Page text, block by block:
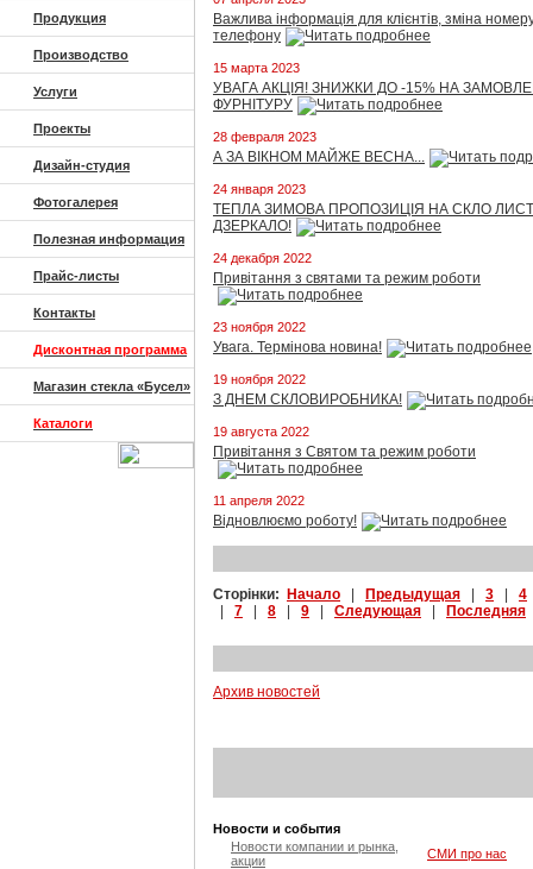
Продукция
Производство
Услуги
Проекты
Дизайн-студия
Фотогалерея
Полезная информация
Прайс-листы
Контакты
Дисконтная программа
Магазин стекла «Бусел»
Каталоги
Важлива інформація для клієнтів, зміна
телефону
15 марта 2023
УВАГА АКЦІЯ! ЗНИЖКИ ДО -15% НА
ФУРНІТУРУ
28 февраля 2023
А ЗА ВІКНОМ МАЙЖЕ ВЕСНА...
24 января 2023
ТЕПЛА ЗИМОВА ПРОПОЗИЦІЯ НА СКЛО
ДЗЕРКАЛО!
24 декабря 2022
Привітання з святами та режим роботи
23 ноября 2022
Увага. Термінова новина!
19 ноября 2022
З ДНЕМ СКЛОВИРОБНИКА!
19 августа 2022
Привітання з Святом та режим роботи
11 апреля 2022
Відновлюємо роботу!
Сторінки: Начало Предыдущая 3 4
7 8 9 Следующая Последняя
Архив новостей
Новости и события
Новости компании и рынка,
акции
СМИ про нас